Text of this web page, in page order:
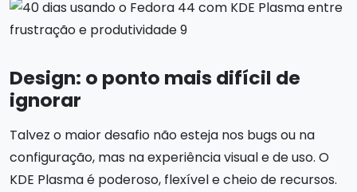
Design: o ponto mais difícil de
ignorar
Talvez o maior desafio não esteja nos bugs ou na
configuração, mas na experiência visual e de uso. O
KDE Plasma é poderoso, flexível e cheio de recursos.